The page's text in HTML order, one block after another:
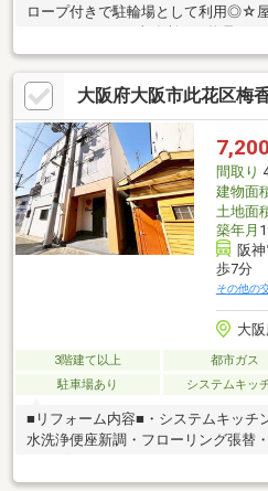
ロープ付きで駐輪場として利用◎☆
ポイント■ただの事務所では物足り
たいのがこちらの1棟ビルです。コ
質な質感と、洗練されたデザインが
事務所、アパレル、撮影スタジオ、
制サロンなど幅広い業種に対応。訪
らこそ、事業のブランディングにも
大阪府大阪市此花区梅
7,200
間取り
建物面
土地面
築年月
阪
歩7分
その他の
大
3階建て以上 都市ガス
駐車場あり
システムキッ
■リフォーム内容■・システムキッチ
水洗浄便座新調・フローリング張替